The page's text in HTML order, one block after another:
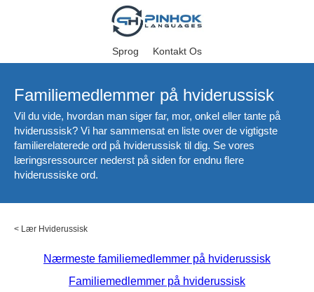
Sprog Kontakt Os
Familiemedlemmer på hviderussisk
Vil du vide, hvordan man siger far, mor, onkel eller tante på
hviderussisk? Vi har sammensat en liste over de vigtigste
familierelaterede ord på hviderussisk til dig. Se vores
læringsressourcer nederst på siden for endnu flere
hviderussiske ord.
< Lær Hviderussisk
Nærmeste familiemedlemmer på hviderussisk
Familiemedlemmer på hviderussisk